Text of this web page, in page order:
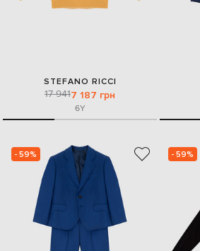
STEFANO RICCI
17 9417 187 грн
6Y
- 59% - 59%